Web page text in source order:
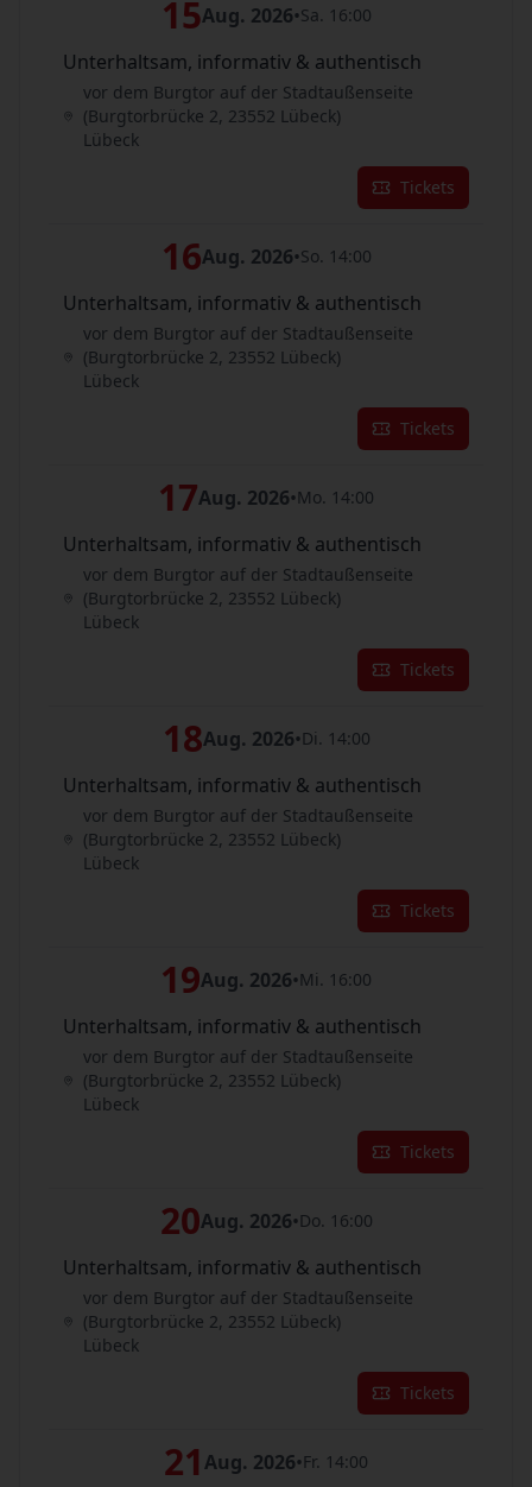
15Aug. 2026•Sa. 16:00
Unterhaltsam, informativ & authentisch
vor dem Burgtor auf der Stadtaußenseite
(Burgtorbrücke 2, 23552 Lübeck)
Lübeck
Tickets
16Aug. 2026•So. 14:00
Unterhaltsam, informativ & authentisch
vor dem Burgtor auf der Stadtaußenseite
(Burgtorbrücke 2, 23552 Lübeck)
Lübeck
Tickets
17Aug. 2026•Mo. 14:00
Unterhaltsam, informativ & authentisch
vor dem Burgtor auf der Stadtaußenseite
(Burgtorbrücke 2, 23552 Lübeck)
Lübeck
Tickets
18Aug. 2026•Di. 14:00
Unterhaltsam, informativ & authentisch
vor dem Burgtor auf der Stadtaußenseite
(Burgtorbrücke 2, 23552 Lübeck)
Lübeck
Tickets
19Aug. 2026•Mi. 16:00
Unterhaltsam, informativ & authentisch
vor dem Burgtor auf der Stadtaußenseite
(Burgtorbrücke 2, 23552 Lübeck)
Lübeck
Tickets
20Aug. 2026•Do. 16:00
Unterhaltsam, informativ & authentisch
vor dem Burgtor auf der Stadtaußenseite
(Burgtorbrücke 2, 23552 Lübeck)
Lübeck
Tickets
21 Aug. 2026•Fr. 14:00